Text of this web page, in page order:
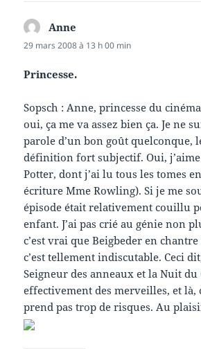
Anne
29 mars 2008 à 13 h 00 min
Princesse.
Sopsch : Anne, princesse du
oui, ça me va assez bien ça. Je ne
parole d’un bon goût quelconque,
définition fort subjectif. Oui,
Potter, dont j’ai lu tous les tomes
écriture Mme Rowling). Si je me
épisode était relativement couillu
enfant. J’ai pas crié au génie non
c’est vrai que Beigbeder en
c’est tellement indiscutable. Ceci
Seigneur des anneaux et la Nuit du
effectivement des merveilles, et là,
prend pas trop de risques. Au